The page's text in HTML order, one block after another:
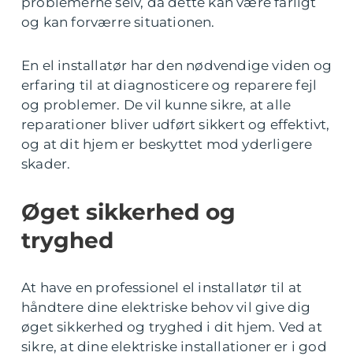
og kan forværre situationen.
En el installatør har den nødvendige viden og
erfaring til at diagnosticere og reparere fejl
og problemer. De vil kunne sikre, at alle
reparationer bliver udført sikkert og effektivt,
og at dit hjem er beskyttet mod yderligere
skader.
Øget sikkerhed og
tryghed
At have en professionel el installatør til at
håndtere dine elektriske behov vil give dig
øget sikkerhed og tryghed i dit hjem. Ved at
sikre, at dine elektriske installationer er i god